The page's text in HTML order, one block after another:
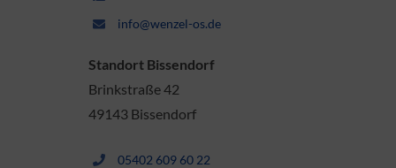
info@wenzel-os.de
Standort Bissendorf
Brinkstraße 42
49143 Bissendorf
05402 609 60 22